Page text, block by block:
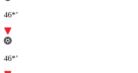
46*’
46*’